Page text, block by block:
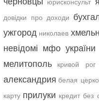
юрисконсульт
довідки про доходи
ужгород николаев
невідомі мфо україни
мелитополь
кривой рог
александрия белая
карту прилуки кредит без